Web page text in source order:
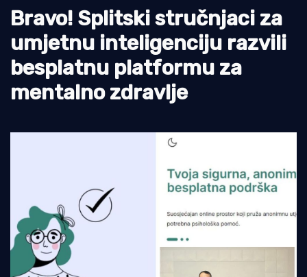
Pomorstvo
Ribolov
Ekologija
Tradicija i kultura
Bravo! Splitski stručnjaci za
umjetnu inteligenciju razvili
besplatnu platformu za
mentalno zdravlje